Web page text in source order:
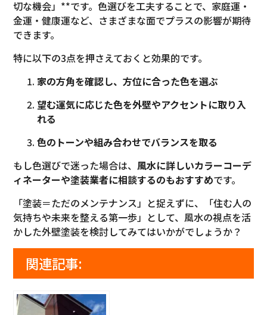
切な機会」**です。色選びを工夫することで、家庭運・
金運・健康運など、さまざまな面でプラスの影響が期待
できます。
特に以下の3点を押さえておくと効果的です。
家の方角を確認し、方位に合った色を選ぶ
望む運気に応じた色を外壁やアクセントに取り入
れる
色のトーンや組み合わせでバランスを取る
もし色選びで迷った場合は、風水に詳しいカラーコーデ
ィネーターや塗装業者に相談するのもおすすめです。
「塗装＝ただのメンテナンス」と捉えずに、「住む人の
気持ちや未来を整える第一歩」として、風水の視点を活
かした外壁塗装を検討してみてはいかがでしょうか？
関連記事: